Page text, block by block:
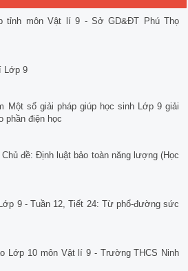
tỉnh môn Vật lí 9 - Sở GD&ĐT Phú Thọ
Lớp 9
Một số giải pháp giúp học sinh Lớp 9 giải
phần điện học
đề: Định luật bảo toàn năng lượng (Học
9 - Tuần 12, Tiết 24: Từ phổ-đường sức
Lớp 10 môn Vật lí 9 - Trường THCS Ninh